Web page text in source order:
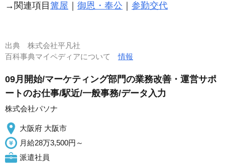
→関連項目 篝屋 御恩・奉公 参勤交代
出典 株式会社平凡社
百科事典マイペディアについて情報
09月開始/マーケティング部門の業務改善・運営サポ
ートのお仕事/駅近/一般事務/データ入力
株式会社パソナ
大阪府 大阪市
月給28万3,500円～
派遣社員